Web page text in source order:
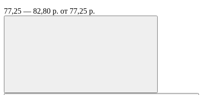
77,25 — 82,80 р. от 77,25 р.